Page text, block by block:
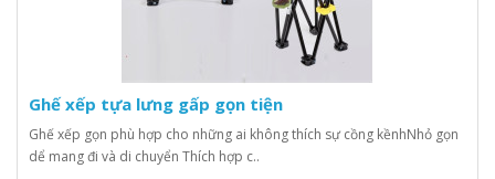
Ghế xếp tựa lưng gấp gọn tiện
Ghế xếp gọn phù hợp cho những ai không thích sự cồng kềnhNhỏ gọn
dể mang đi và di chuyển Thích hợp c..